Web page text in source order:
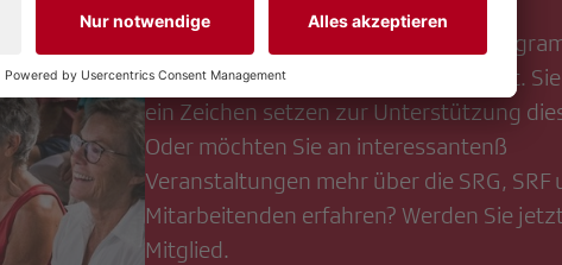
Die SRG erstellt ein hochwertiges
Fernsehen, Radio und die digitale Welt.
ein Zeichen setzen zur Unterstützung
Oder möchten Sie an interessantenß
Veranstaltungen mehr über die SRG, SRF
Mitarbeitenden erfahren? Werden Sie
Mitglied.